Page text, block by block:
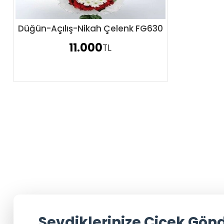
Sipariş Ver
Düğün-Açılış-Nikah Çelenk FG630
11.000TL